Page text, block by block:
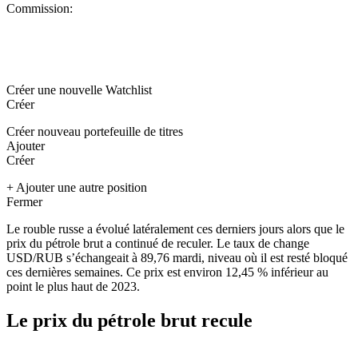
Commission:
Créer une nouvelle Watchlist
Créer
Créer nouveau portefeuille de titres
Ajouter
Créer
+ Ajouter une autre position
Fermer
Le rouble russe a évolué latéralement ces derniers jours alors que le
prix du pétrole brut a continué de reculer. Le taux de change
USD/RUB s’échangeait à 89,76 mardi, niveau où il est resté bloqué
ces dernières semaines. Ce prix est environ 12,45 % inférieur au
point le plus haut de 2023.
Le prix du pétrole brut recule